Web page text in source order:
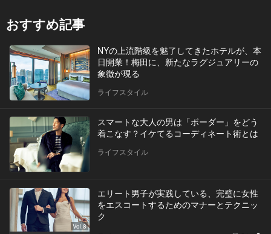
おすすめ記事
NYの上流階級を魅了してきたホテルが、本
日開業！梅田に、新たなラグジュアリーの
象徴が現る
ライフスタイル
スマートな大人の男は「ボーダー」をどう
着こなす？イケてるコーディネート術とは
ライフスタイル
Vol.8
エリート男子が実践している、完璧に女性
をエスコートするためのマナーとテクニッ
ク